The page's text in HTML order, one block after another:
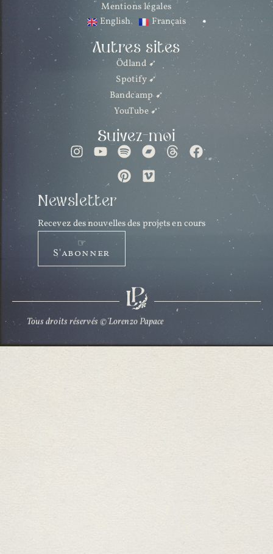
Mentions légales
English
Français
Autres sites
Ödland ➹
Spotify ➹
Bandcamp ➹
YouTube ➹
Suivez-moi
Newsletter
Recevez des nouvelles des projets en cours
☞
S'abonner
Tous droits réservés © Lorenzo Papace